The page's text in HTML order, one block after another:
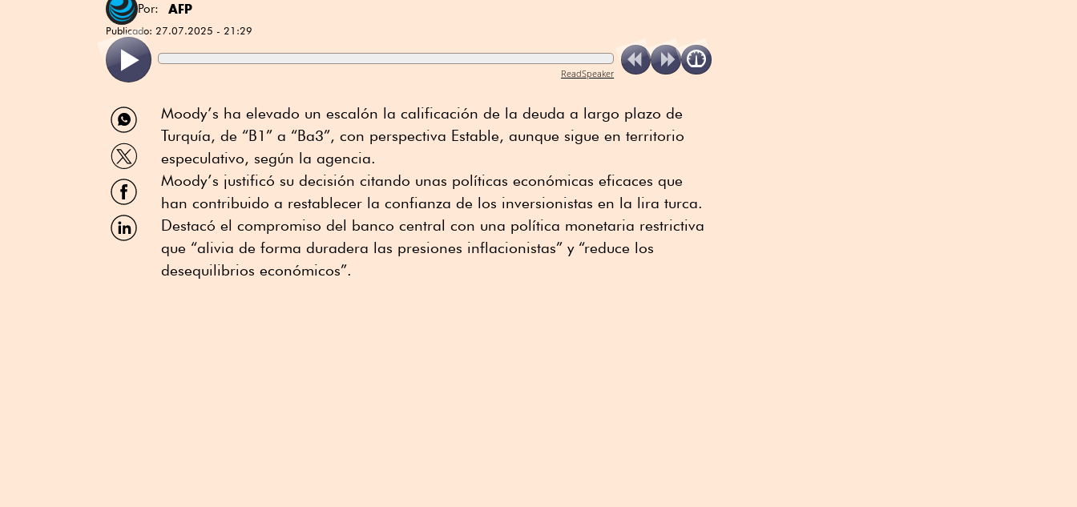
Por: AFP
Publicado: 27.07.2025 - 21:29
ReadSpeaker
Compartir
por
WhatsApp
Compartir
por
Twitter
Compartir
por
Facebook
Compartir
por
Moody’s ha elevado un escalón la calificación de la deuda a largo plazo de
Turquía, de “B1” a “Ba3”, con perspectiva Estable, aunque sigue en territorio
especulativo, según la agencia.
Moody’s justificó su decisión citando unas políticas económicas eficaces que
han contribuido a restablecer la confianza de los inversionistas en la lira turca.
Destacó el compromiso del banco central con una política monetaria restrictiva
que “alivia de forma duradera las presiones inflacionistas” y “reduce los
desequilibrios económicos”.